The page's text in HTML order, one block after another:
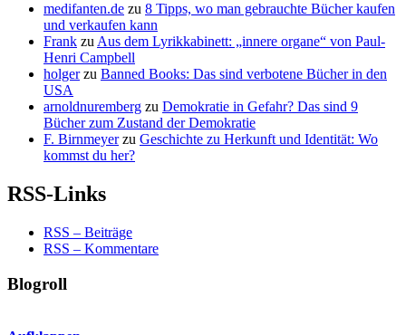
medifanten.de zu 8 Tipps, wo man gebrauchte Bücher kaufen
und verkaufen kann
Frank zu Aus dem Lyrikkabinett: „innere organe“ von Paul-
Henri Campbell
holgerzu Banned Books: Das sind verbotene Bücher in den
USA
arnoldnuremberg zu Demokratie in Gefahr? Das sind 9
Bücher zum Zustand der Demokratie
F. Birnmeyerzu Geschichte zu Herkunft und Identität: Wo
kommst du her?
RSS-Links
RSS – Beiträge
RSS – Kommentare
Blogroll